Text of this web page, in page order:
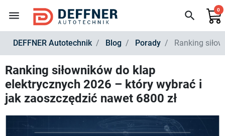
menu search 0
DEFFNER Autotechnik Blog Porady Ranking
Ranking siłowników do klap
elektrycznych 2026 – który wybrać i
jak zaoszczędzić nawet 6800 zł